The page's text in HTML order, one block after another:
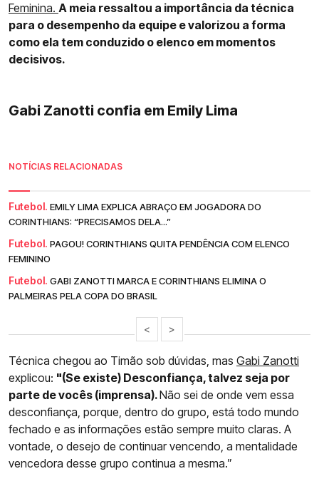
Feminina. A meia ressaltou a importância da técnica
para o desempenho da equipe e valorizou a forma
como ela tem conduzido o elenco em momentos
decisivos.
Gabi Zanotti confia em Emily Lima
NOTÍCIAS RELACIONADAS
Futebol. EMILY LIMA EXPLICA ABRAÇO EM JOGADORA DO
CORINTHIANS: “PRECISAMOS DELA...”
Futebol. PAGOU! CORINTHIANS QUITA PENDÊNCIA COM ELENCO
FEMININO
Futebol. GABI ZANOTTI MARCA E CORINTHIANS ELIMINA O
PALMEIRAS PELA COPA DO BRASIL
< >
Técnica chegou ao Timão sob dúvidas, mas Gabi Zanotti
explicou: "(Se existe) Desconfiança, talvez seja por
parte de vocês (imprensa).Não sei de onde vem essa
desconfiança, porque, dentro do grupo, está todo mundo
fechado e as informações estão sempre muito claras. A
vontade, o desejo de continuar vencendo, a mentalidade
vencedora desse grupo continua a mesma.”